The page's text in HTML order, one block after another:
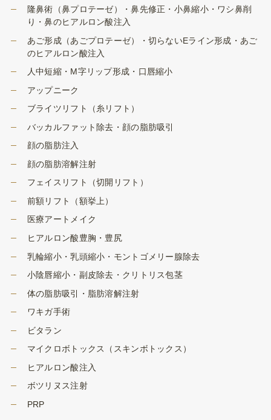
隆鼻術（鼻プロテーゼ）・鼻先修正・小鼻縮小・ワシ鼻削
り・鼻のヒアルロン酸注入
あご形成（あごプロテーゼ）・切らないEライン形成・あご
のヒアルロン酸注入
人中短縮・M字リップ形成・口唇縮小
アップニーク
ブライツリフト（糸リフト）
バッカルファット除去・顔の脂肪吸引
顔の脂肪注入
顔の脂肪溶解注射
フェイスリフト（切開リフト）
前額リフト（額挙上）
医療アートメイク
ヒアルロン酸豊胸・豊尻
乳輪縮小・乳頭縮小・モントゴメリー腺除去
小陰唇縮小・副皮除去・クリトリス包茎
体の脂肪吸引・脂肪溶解注射
ワキガ手術
ビタラン
マイクロボトックス（スキンボトックス）
ヒアルロン酸注入
ボツリヌス注射
PRP